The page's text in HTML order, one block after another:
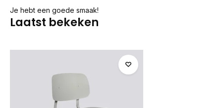
Je hebt een goede smaak!
Laatst bekeken